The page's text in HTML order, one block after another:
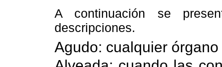
A continuación se
descripciones.
Agudo: cualquier